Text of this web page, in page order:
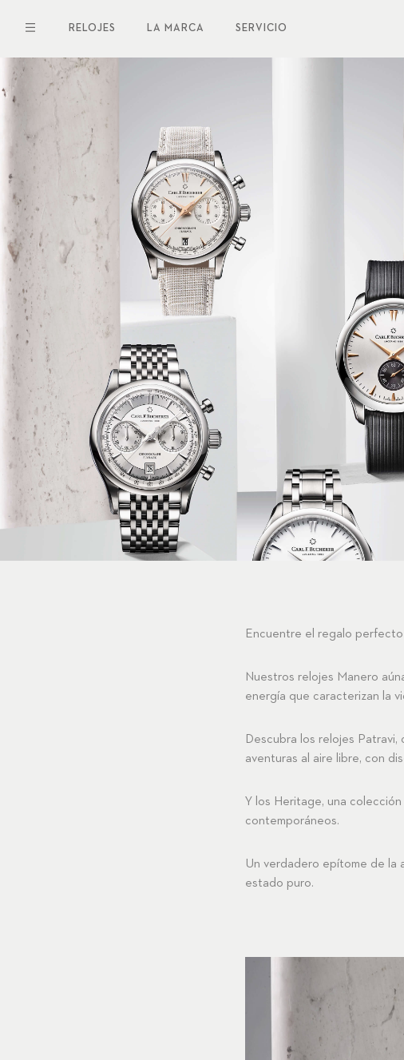
RELOJES LA MARCA SERVICIO
Encuentre el regalo
Nuestros relojes Manero
energía que caracterizan la
Descubra los relojes Patravi,
aventuras al aire libre, con
Y los Heritage, una
contemporáneos.
Un verdadero epítome de la
estado puro.